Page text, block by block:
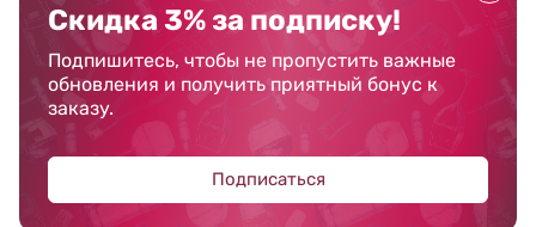
Скидка 3% за подписку!
Подпишитесь, чтобы не пропустить важные
обновления и получить приятный бонус к
заказу.
Подписаться